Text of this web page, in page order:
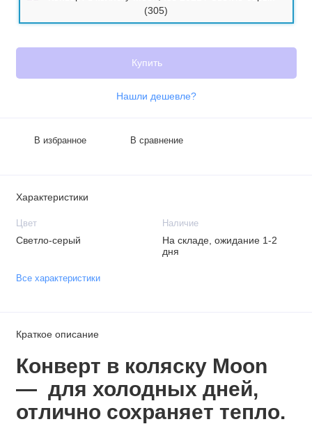
Купить
Нашли дешевле?
В избранное В сравнение
Характеристики
Цвет
Светло-серый
Наличие
На складе, ожидание 1-2
дня
Все характеристики
Краткое описание
Конверт в коляску Moon
— для холодных дней,
отлично сохраняет тепло.